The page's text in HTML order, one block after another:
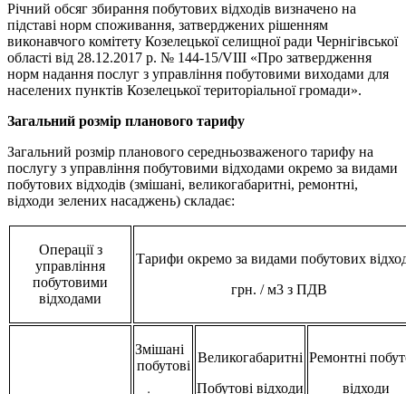
Річний обсяг збирання побутових відходів визначено на
підставі норм споживання, затверджених рішенням
виконавчого комітету Козелецької селищної ради Чернігівської
області від 28.12.2017 р. № 144-15/VIII «Про затвердження
норм надання послуг з управління побутовими виходами для
населених пунктів Козелецької територіальної громади».
Загальний розмір планового тарифу
Загальний розмір планового середньозваженого тарифу на
послугу з управління побутовими відходами окремо за видами
побутових відходів (змішані, великогабаритні, ремонтні,
відходи зелених насаджень) складає:
Операції з
управління
побутовими
відходами
Тарифи окремо за видами побутових
грн. / м3 з ПДВ
Змішані
побутові
Великогабаритні
Побутові відходи
Ремонтні
відходи